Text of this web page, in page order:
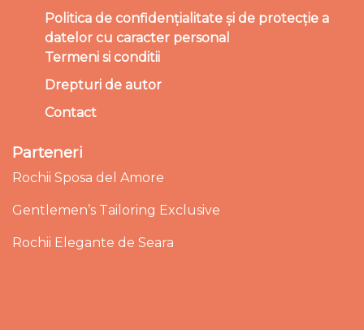
Politica de confidențialitate și de protecție a
datelor cu caracter personal
Termeni si conditii
Drepturi de autor
Contact
Parteneri
Rochii Sposa del Amore
Gentlemen’s Tailoring Exclusive
Rochii Elegante de Seara